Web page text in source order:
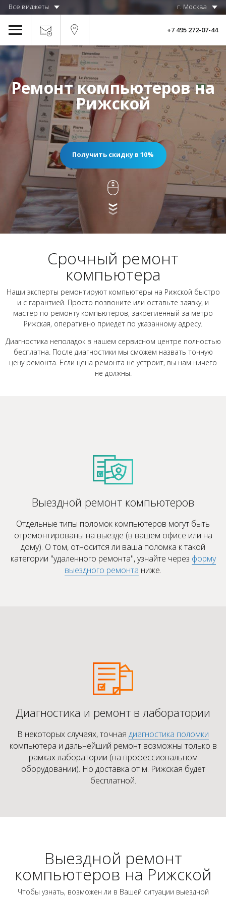
Все виджеты г. Москва
+7 495 272-07-44
Ремонт компьютеров на
Рижской
Получить скидку в 10%
Срочный ремонт
компьютера
Наши эксперты ремонтируют компьютеры на Рижской быстро
и с гарантией. Просто позвоните или оставьте заявку, и
мастер по ремонту компьютеров, закрепленный за метро
Рижская, оперативно приедет по указанному адресу.
Диагностика неполадок в нашем сервисном центре полностью
бесплатна. После диагностики мы сможем назвать точную
цену ремонта. Если цена ремонта не устроит, вы нам ничего
не должны.
Выездной ремонт компьютеров
Отдельные типы поломок компьютеров могут быть
отремонтированы на выезде (в вашем офисе или на
дому). О том, относится ли ваша поломка к такой
категории "удаленного ремонта", узнайте через форму
выездного ремонта ниже.
Диагностика и ремонт в лаборатории
В некоторых случаях, точная диагностика поломки
компьютера и дальнейший ремонт возможны только в
рамках лаборатории (на профессиональном
оборудовании). Но доставка от м. Рижская будет
бесплатной.
Выездной ремонт
компьютеров на Рижской
Чтобы узнать, возможен ли в Вашей ситуации выездной